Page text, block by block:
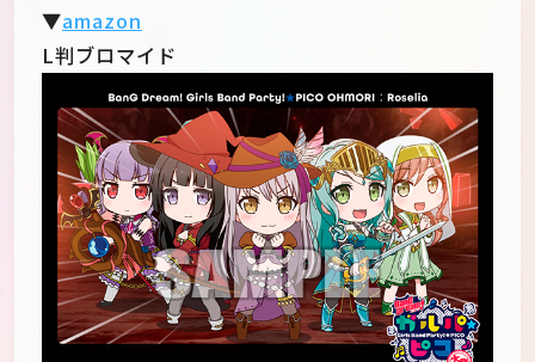
▼amazon
L判ブロマイド